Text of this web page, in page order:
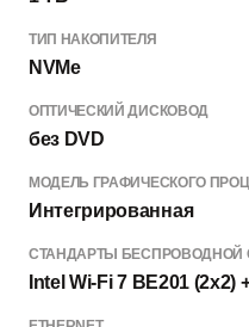
ТИП НАКОПИТЕЛЯ
NVMe
ОПТИЧЕСКИЙ ДИСКОВОД
без DVD
МОДЕЛЬ ГРАФИЧЕСКОГО
Интегрированная
СТАНДАРТЫ БЕСПРОВОДНОЙ
Intel Wi-Fi 7 BE201 (2x2)